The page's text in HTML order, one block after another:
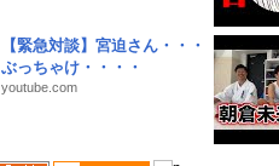
【緊急対談】宮迫さん・・・
ぶっちゃけ・・・・
youtube.com